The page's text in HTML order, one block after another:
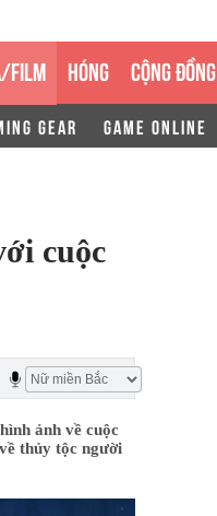
FILM HÓNG CỘNG ĐỒNG
GEAR GAME ONLINE
cuộc
ảnh về cuộc
thủy tộc người